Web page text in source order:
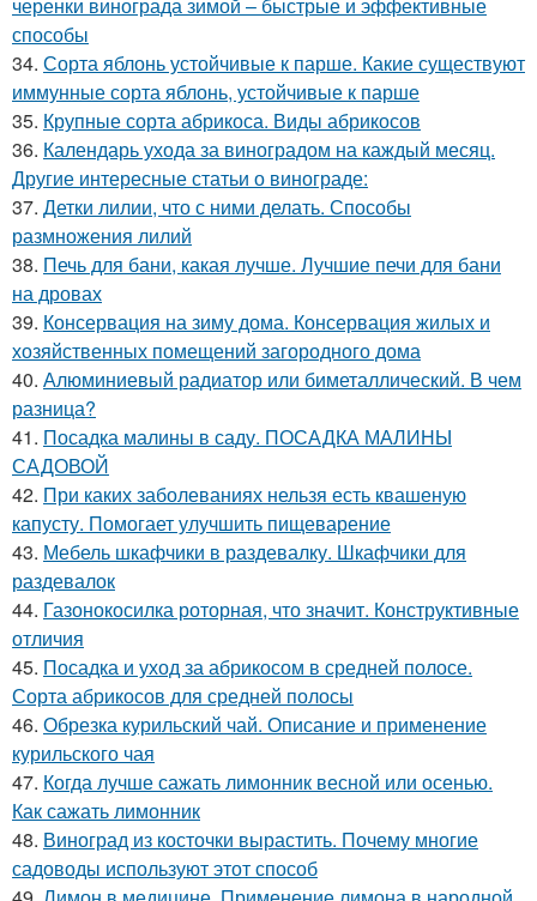
способы
34. Сорта яблонь устойчивые к парше. Какие существуют
иммунные сорта яблонь, устойчивые к парше
35. Крупные сорта абрикоса. Виды абрикосов
36. Календарь ухода за виноградом на каждый месяц.
Другие интересные статьи о винограде:
37. Детки лилии, что с ними делать. Способы
размножения лилий
38. Печь для бани, какая лучше. Лучшие печи для бани
на дровах
39. Консервация на зиму дома. Консервация жилых и
хозяйственных помещений загородного дома
40. Алюминиевый радиатор или биметаллический. В чем
разница?
41. Посадка малины в саду. ПОСАДКА МАЛИНЫ
САДОВОЙ
42. При каких заболеваниях нельзя есть квашеную
капусту. Помогает улучшить пищеварение
43. Мебель шкафчики в раздевалку. Шкафчики для
раздевалок
44. Газонокосилка роторная, что значит. Конструктивные
отличия
45. Посадка и уход за абрикосом в средней полосе.
Сорта абрикосов для средней полосы
46. Обрезка курильский чай. Описание и применение
курильского чая
47. Когда лучше сажать лимонник весной или осенью.
Как сажать лимонник
48. Виноград из косточки вырастить. Почему многие
садоводы используют этот способ